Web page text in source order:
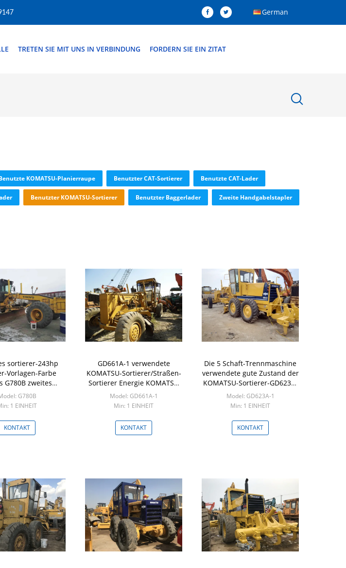
German
TRETEN SIE MIT UNS IN VERBINDUNG FORDERN SIE EIN ZITAT
KOMATSU-Planierraupe Benutzter CAT-Sortierer Benutzte CAT-Lader
Benutzter KOMATSU-Sortierer Benutzter Baggerlader Zweite Handgabelstapler
sortierer-243hp
Vorlagen-Farbe
G780B zweites
der Energie-6
G780B
1 EINHEIT
KONTAKT
GD661A-1 verwendete
KOMATSU-Sortierer/Straßen-
Sortierer Energie KOMATSU
S6D105 Maschinen-179HP
Model: GD661A-1
Min: 1 EINHEIT
KONTAKT
Die 5 Schaft-Trennmaschine
verwendete gute Zustand der
KOMATSU-Sortierer-GD623A-
1 KOMATSU 6D125
Maschinen-155HP
Model: GD623A-1
Min: 1 EINHEIT
KONTAKT